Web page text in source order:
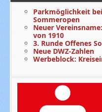
Parkmöglichkeit
Sommeropen
Neuer
von 1910
3. Runde Offenes
Neue DWZ-Zahlen
Werbeblock: